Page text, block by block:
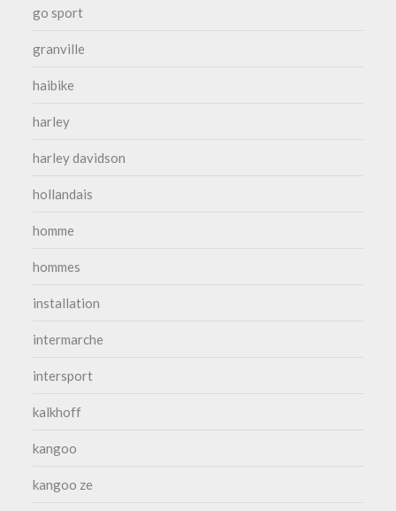
go sport
granville
haibike
harley
harley davidson
hollandais
homme
hommes
installation
intermarche
intersport
kalkhoff
kangoo
kangoo ze